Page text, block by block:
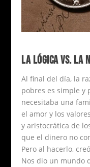
LA LÓGICA VS. LA
Al final del día, la
pobres es simple y
necesitaba una
el amor y los
y aristocrática de
que el dinero no
Pero al hacerlo,
Nos dio un mundo